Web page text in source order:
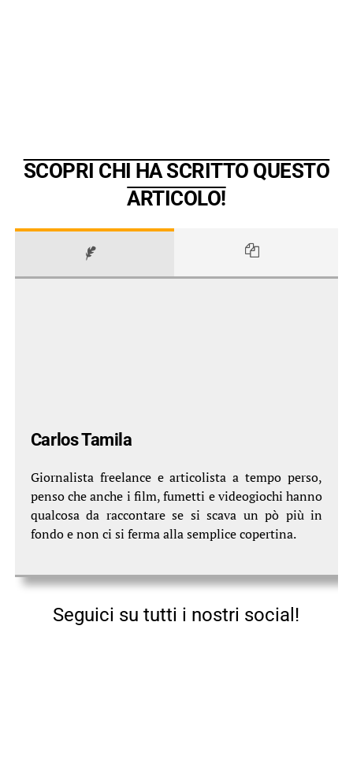
SCOPRI CHI HA SCRITTO QUESTO
ARTICOLO!
Carlos Tamila
Giornalista freelance e articolista a tempo perso,
penso che anche i film, fumetti e videogiochi hanno
qualcosa da raccontare se si scava un pò più in
fondo e non ci si ferma alla semplice copertina.
Seguici su tutti i nostri social!